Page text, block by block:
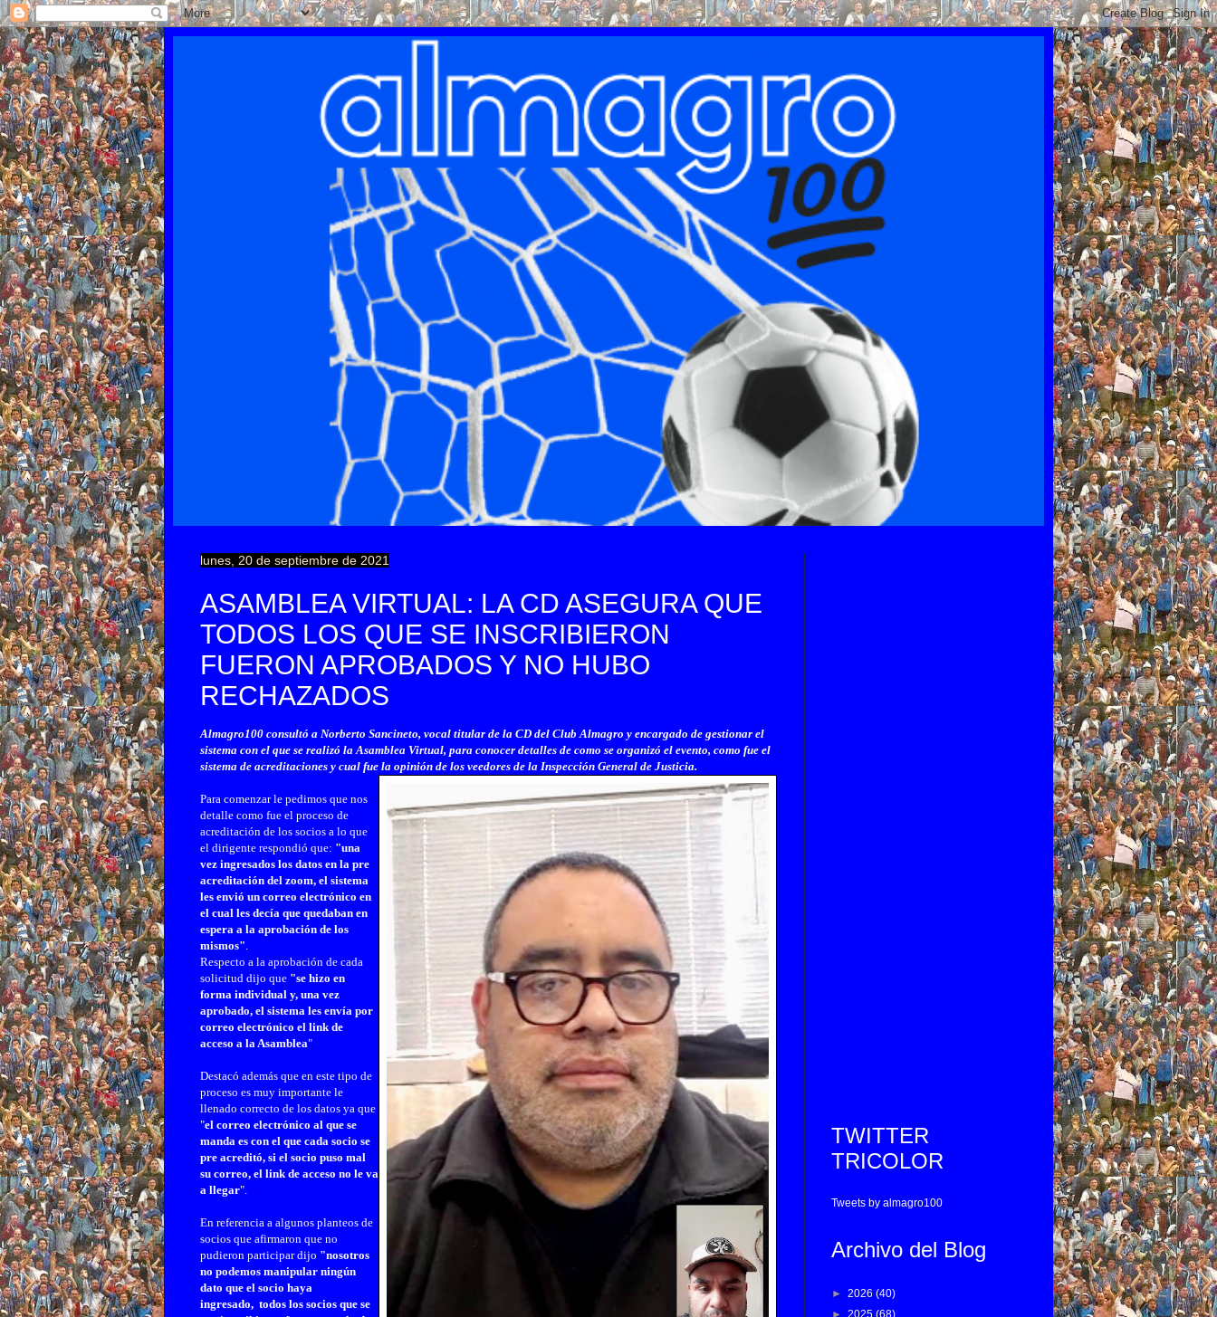
lunes, 20 de septiembre de 2021
ASAMBLEA VIRTUAL: LA CD ASEGURA QUE
TODOS LOS QUE SE INSCRIBIERON
FUERON APROBADOS Y NO HUBO
RECHAZADOS
Almagro100 consultó a Norberto Sancineto, vocal titular de la CD del Club Almagro y encargado de gestionar el
sistema con el que se realizó la Asamblea Virtual, para conocer detalles de como se organizó el evento, como fue el
sistema de acreditaciones y cual fue la opinión de los veedores de la Inspección General de Justicia.
Para comenzar le pedimos que nos
detalle como fue el proceso de
acreditación de los socios a lo que
el dirigente respondió que: "una
vez ingresados los datos en la pre
acreditación del zoom, el sistema
les envió un correo electrónico en
el cual les decía que quedaban en
espera a la aprobación de los
mismos"
Respecto a la aprobación de cada
solicitud dijo que "se hizo en
forma individual y, una vez
aprobado, el sistema les envía por
correo electrónico el link de
acceso a la Asamblea"
Destacó además que en este tipo de
proceso es muy importante le
llenado correcto de los datos ya que
"el correo electrónico al que se
manda es con el que cada socio se
pre acreditó, si el socio puso mal
su correo, el link de acceso no le va
a llegar".
En referencia a algunos planteos de
socios que afirmaron que no
pudieron participar dijo "nosotros
no podemos manipular ningún
dato que el socio haya
ingresado, todos los socios que se
TWITTER
TRICOLOR
Tweets by almagro100
Archivo del Blog
► 2026 (40)
► 2025 (68)